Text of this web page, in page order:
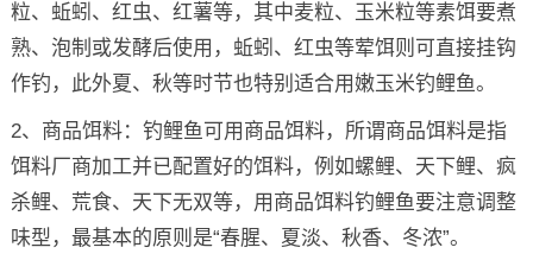
粒、蚯蚓、红虫、红薯等，其中麦粒、玉米粒等素饵要煮
熟、泡制或发酵后使用，蚯蚓、红虫等荤饵则可直接挂钩
作钓，此外夏、秋等时节也特别适合用嫩玉米钓鲤鱼。
2、商品饵料：钓鲤鱼可用商品饵料，所谓商品饵料是指
饵料厂商加工并已配置好的饵料，例如螺鲤、天下鲤、疯
杀鲤、荒食、天下无双等，用商品饵料钓鲤鱼要注意调整
味型，最基本的原则是“春腥、夏淡、秋香、冬浓”。